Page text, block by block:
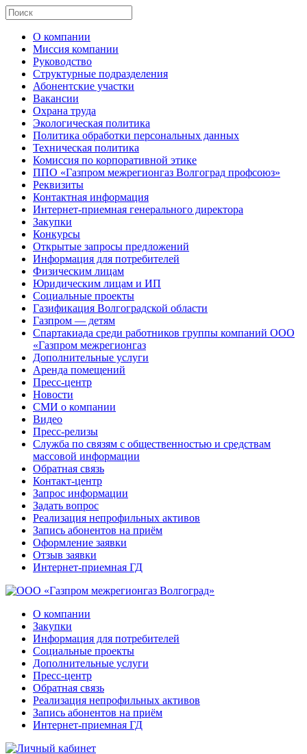
О компании
Миссия компании
Руководство
Структурные подразделения
Абонентские участки
Вакансии
Охрана труда
Экологическая политика
Политика обработки персональных данных
Техническая политика
Комиссия по корпоративной этике
ППО «Газпром межрегионгаз Волгоград профсоюз»
Реквизиты
Контактная информация
Интернет-приемная генерального директора
Закупки
Конкурсы
Открытые запросы предложений
Информация для потребителей
Физическим лицам
Юридическим лицам и ИП
Социальные проекты
Газификация Волгоградской области
Газпром — детям
Спартакиада среди работников группы компаний ООО
«Газпром межрегионгаз
Дополнительные услуги
Аренда помещений
Пресс-центр
Новости
СМИ о компании
Видео
Пресс-релизы
Служба по связям с общественностью и средствам
массовой информации
Обратная связь
Контакт-центр
Запрос информации
Задать вопрос
Реализация непрофильных активов
Запись абонентов на приём
Оформление заявки
Отзыв заявки
Интернет-приемная ГД
О компании
Закупки
Информация для потребителей
Социальные проекты
Дополнительные услуги
Пресс-центр
Обратная связь
Реализация непрофильных активов
Запись абонентов на приём
Интернет-приемная ГД